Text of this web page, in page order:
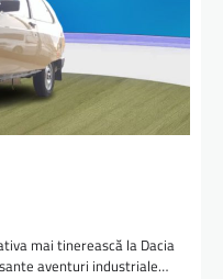
mai tinerească la Dacia
aventuri industriale…